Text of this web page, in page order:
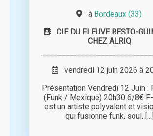
à Bordeaux (33)
CIE DU FLEUVE RESTO-
CHEZ ALRIQ
vendredi 12 juin 2026 à
Présentation Vendredi 12 Juin :
(Funk / Mexique) 20h30 6/8€
est un artiste polyvalent et
qui fusionne funk, soul, [...]